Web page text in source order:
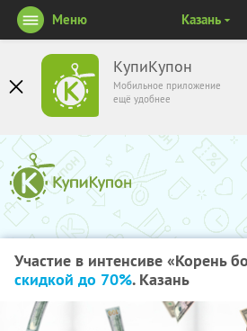
КупиКупон
Мобильное приложение
ещё удобнее
Меню Казань
Участие в интенсиве «Корень
скидкой до 70%. Казань